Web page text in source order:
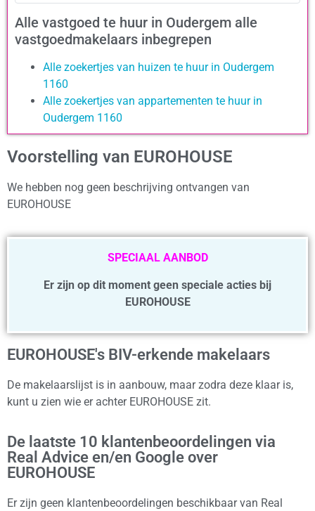
Alle vastgoed te huur in Oudergem alle
vastgoedmakelaars inbegrepen
Alle zoekertjes van huizen te huur in Oudergem
1160
Alle zoekertjes van appartementen te huur in
Oudergem 1160
Voorstelling van EUROHOUSE
We hebben nog geen beschrijving ontvangen van
EUROHOUSE
SPECIAAL AANBOD
Er zijn op dit moment geen speciale acties bij
EUROHOUSE
EUROHOUSE's BIV-erkende makelaars
De makelaarslijst is in aanbouw, maar zodra deze klaar is,
kunt u zien wie er achter EUROHOUSE zit.
De laatste 10 klantenbeoordelingen via
Real Advice en/en Google over
EUROHOUSE
Er zijn geen klantenbeoordelingen beschikbaar van Real